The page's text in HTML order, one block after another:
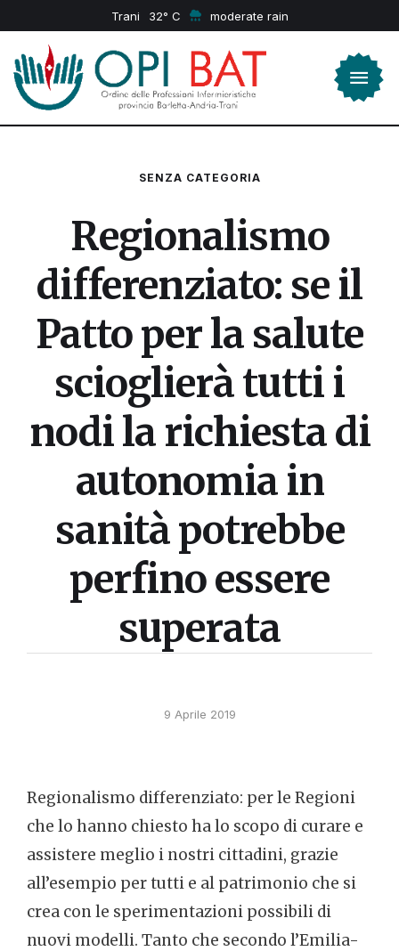
Trani 32 moderate rain
SENZA CATEGORIA
Regionalismo
differenziato: se il
Patto per la salute
scioglierà tutti i
nodi la richiesta di
autonomia in
sanità potrebbe
perfino essere
superata
9 Aprile 2019
Regionalismo differenziato: per le Regioni
che lo hanno chiesto ha lo scopo di curare e
assistere meglio i nostri cittadini, grazie
all’esempio per tutti e al patrimonio che si
crea con le sperimentazioni possibili di
nuovi modelli. Tanto che secondo l’Emilia-